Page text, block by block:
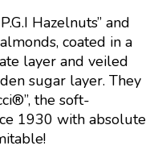
Hazelnuts” and
coated in a
layer and veiled
sugar layer. They
the soft-
1930 with absolute